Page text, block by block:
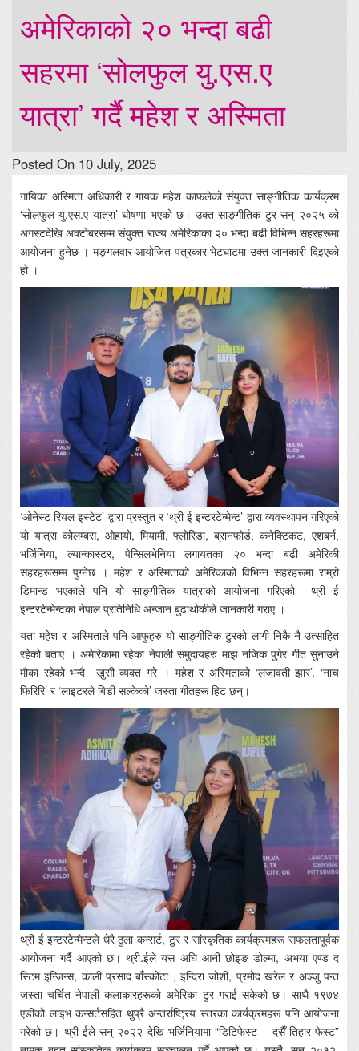
अमेरिकाको २० भन्दा बढी
सहरमा ‘सोलफुल यु.एस.ए
यात्रा’ गर्दै महेश र अस्मिता
Posted On 10 July, 2025
गायिका अस्मिता अधिकारी र गायक महेश काफलेको संयुक्त साङ्गीतिक कार्यक्रम
‘सोलफुल यु.एस.ए यात्रा’ घोषणा भएको छ। उक्त साङ्गीतिक टुर सन् २०२५ को
अगस्टदेखि अक्टोबरसम्म संयुक्त राज्य अमेरिकाका २० भन्दा बढी विभिन्न सहरहरूमा
आयोजना हुनेछ । मङ्गलवार आयोजित पत्रकार भेटघाटमा उक्त जानकारी दिइएको
हो ।
‘ओनेस्ट रियल इस्टेट’ द्वारा प्रस्तुत र ‘थ्री ई इन्टरटेन्मेन्ट’ द्वारा व्यवस्थापन गरिएको
यो यात्रा कोलम्बस, ओहायो, मियामी, फ्लोरिडा, ब्रानफोर्ड, कनेक्टिकट, एशबर्न,
भर्जिनिया, ल्यान्कास्टर, पेन्सिलभेनिया लगायतका २० भन्दा बढी अमेरिकी
सहरहरूसम्म पुग्नेछ । महेश र अस्मिताको अमेरिकाको विभिन्न सहरहरूमा राम्रो
डिमान्ड भएकाले पनि यो साङ्गीतिक यात्राको आयोजना गरिएको थ्री ई
इन्टरटेन्मेन्टका नेपाल प्रतिनिधि अन्जान बुढाथोकीले जानकारी गराए ।
यता महेश र अस्मिताले पनि आफुहरु यो साङ्गीतिक टुरको लागी निकै नै उत्साहित
रहेको बताए । अमेरिकामा रहेका नेपाली समुदायहरु माझ नजिक पुगेर गीत सुनाउने
मौका रहेको भन्दै खुसी व्यक्त गरे । महेश र अस्मिताको ‘लजावती झार’, ‘नाच
फिरिरि’ र ‘लाइटरले बिडी सल्केको’ जस्ता गीतहरू हिट छन्।
थ्री ई इन्टरटेन्मेन्टले धेरै ठुला कन्सर्ट, टुर र सांस्कृतिक कार्यक्रमहरू सफलतापूर्वक
आयोजना गर्दै आएको छ। थ्री.ईले यस अघि आनी छोइङ डोल्मा, अभया एण्ड द
स्टिम इन्जिन्स, काली प्रसाद बाँस्कोटा , इन्दिरा जोशी, प्रमोद खरेल र अञ्जु पन्त
जस्ता चर्चित नेपाली कलाकारहरूको अमेरिका टुर गराई सकेको छ। साथै १९७४
एडीको लाइभ कन्सर्टसहित थुप्रै अन्तर्राष्ट्रिय स्तरका कार्यक्रमहरू पनि आयोजना
गरेको छ। थ्री ईले सन् २०२२ देखि भर्जिनियामा “डिटिफेस्ट – दसैँ तिहार फेस्ट”